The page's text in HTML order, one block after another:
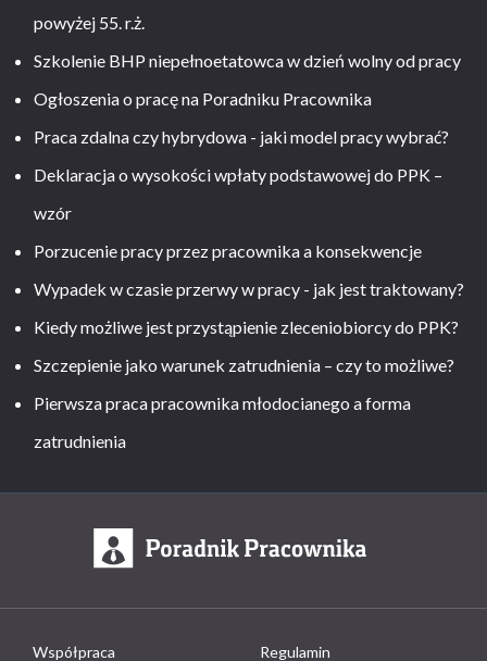
powyżej 55. r.ż.
Szkolenie BHP niepełnoetatowca w dzień wolny od pracy
Ogłoszenia o pracę na Poradniku Pracownika
Praca zdalna czy hybrydowa - jaki model pracy wybrać?
Deklaracja o wysokości wpłaty podstawowej do PPK –
wzór
Porzucenie pracy przez pracownika a konsekwencje
Wypadek w czasie przerwy w pracy - jak jest traktowany?
Kiedy możliwe jest przystąpienie zleceniobiorcy do PPK?
Szczepienie jako warunek zatrudnienia – czy to możliwe?
Pierwsza praca pracownika młodocianego a forma
zatrudnienia
Współpraca
Regulamin